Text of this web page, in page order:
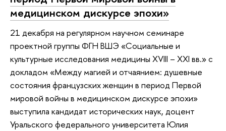
медицинском дискурсе эпохи»
21 декабря на регулярном научном семинаре
проектной группы ФГН ВШЭ «Социальные и
культурные исследования медицины XVIII – XXI вв.» с
докладом «Между магией и отчаянием: душевные
состояния французских женщин в период Первой
мировой войны в медицинском дискурсе эпохи»
выступила кандидат исторических наук, доцент
Уральского федерального университета Юлия